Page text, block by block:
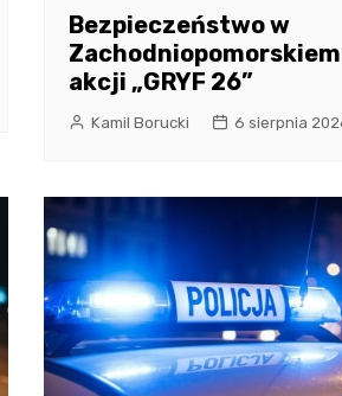
Bezpieczeństwo w
akcji „GRYF 26”
Kamil Borucki 6 sierpnia